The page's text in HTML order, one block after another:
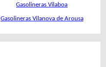
Gasolineras Vilaboa
Gasolineras Vilanova de Arousa